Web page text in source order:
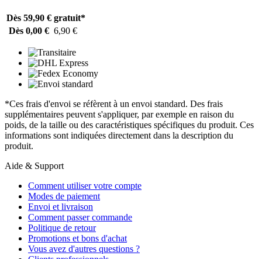
Dès 59,90 € gratuit*
Dès 0,00 € 6,90 €
*Ces frais d'envoi se réfèrent à un envoi standard. Des frais
supplémentaires peuvent s'appliquer, par exemple en raison du
poids, de la taille ou des caractéristiques spécifiques du produit. Ces
informations sont indiquées directement dans la description du
produit.
Aide & Support
Comment utiliser votre compte
Modes de paiement
Envoi et livraison
Comment passer commande
Politique de retour
Promotions et bons d'achat
Vous avez d'autres questions ?